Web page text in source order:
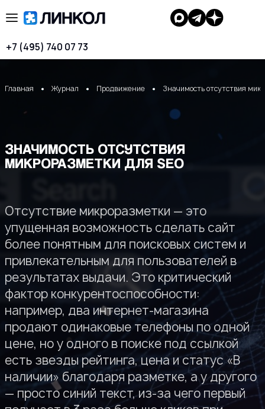
+7 (495) 740 07 73
Главная Журнал Продвижение Значимость отсутствия
ЗНАЧИМОСТЬ ОТСУТСТВИЯ
МИКРОРАЗМЕТКИ ДЛЯ SEO
Отсутствие микроразметки — это
упущенная возможность сделать сайт
более понятным для поисковых систем и
привлекательным для пользователей в
результатах выдачи. Это критический
фактор конкурентоспособности:
например, два интернет-магазина
продают одинаковые телефоны по одной
цене, но у одного в поиске под ссылкой
есть звезды рейтинга, цена и статус «В
наличии» благодаря разметке, а у другого
— просто синий текст, из-за чего первый